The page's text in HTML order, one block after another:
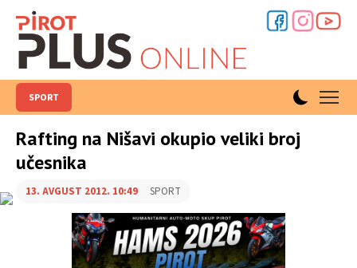
SPORT
Rafting na Nišavi okupio veliki broj
učesnika
13. AVGUST 2012. 10:49 SPORT